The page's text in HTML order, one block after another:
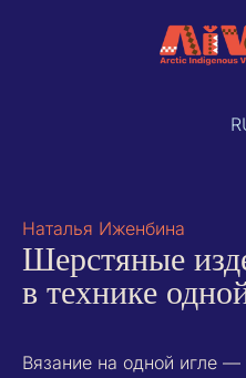
Наталья Иженбина
Шерстяные
в технике
Вязание на одной игле —